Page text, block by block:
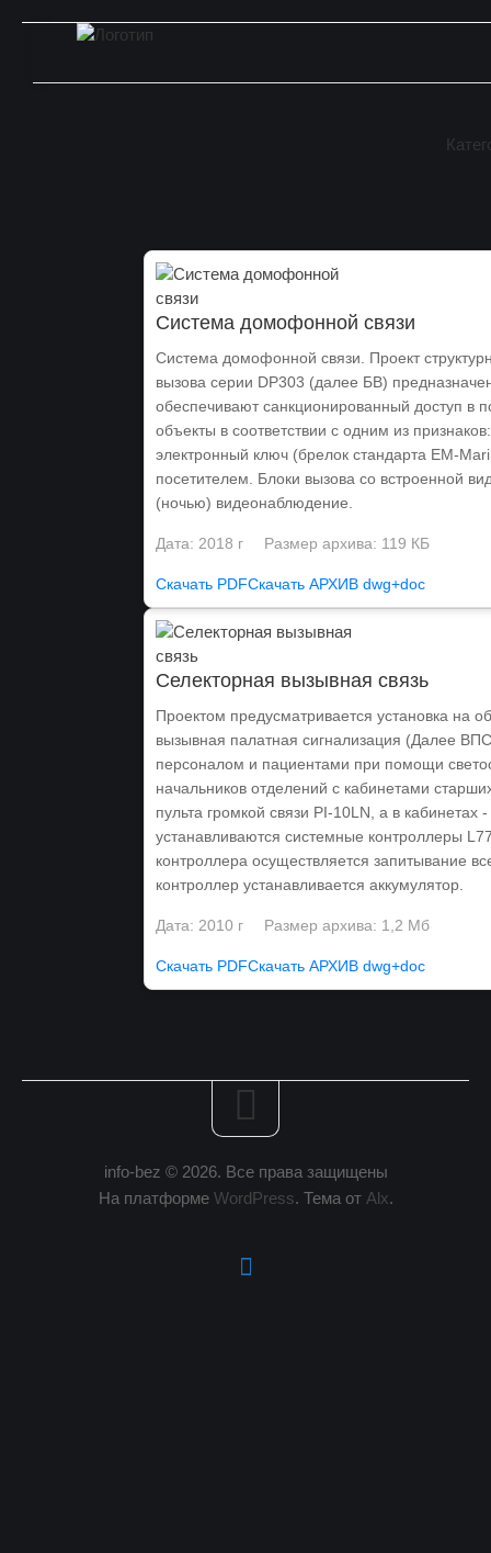
Перейти
содержанию
Селекторная вызывная связь
Проектом предусматривается установка на
вызывная палатная сигнализация (Далее
персоналом и пациентами при помощи
начальников отделений с кабинетами
пульта громкой связи PI-10LN, а в
устанавливаются системные контроллеры
контроллера осуществляется запитывание
контроллер устанавливается аккумулятор.
Дата: 2010 г Размер архива: 1,2 Мб
Скачать PDFСкачать АРХИВ dwg+doc
Система домофонной связи
Система домофонной связи. Проект
вызова серии DP303 (далее БВ)
обеспечивают санкционированный доступ в
объекты в соответствии с одним из
электронный ключ (брелок стандарта EM-
посетителем. Блоки вызова со встроенной
(ночью) видеонаблюдение.
Дата: 2018 г Размер архива: 119 КБ
Скачать PDFСкачать АРХИВ dwg+doc
info-bez © 2026. Все права защищены
На платформе WordPress. Тема от Alx.